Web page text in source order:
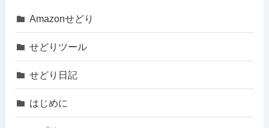
Amazonせどり
せどりツール
せどり日記
はじめに